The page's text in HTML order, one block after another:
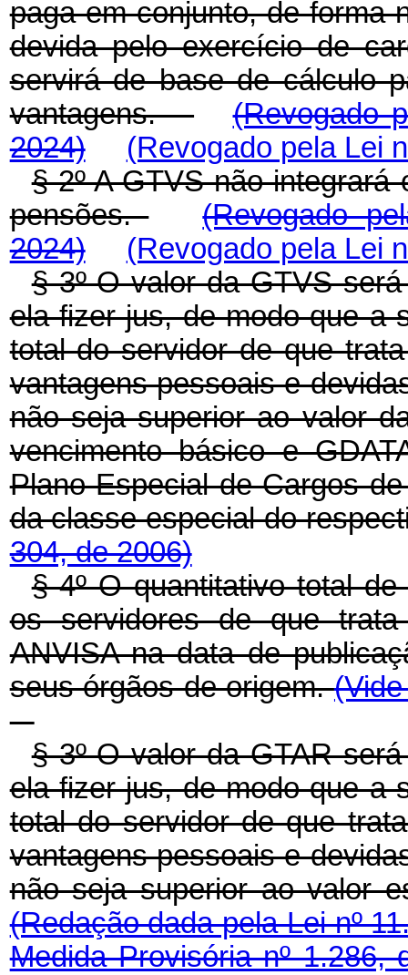
paga em conjunto, de forma
devida pelo exercício de
servirá de base de cálculo
vantagens.
(Revogado
2024)
(Revogado pela Lei
§ 2º A GTVS não
pensões.
(Revogado
2024)
(Revogado pela Lei
§ 3º O valor da GTVS
ela fizer jus, de modo que a
total do servidor de que
vantagens pessoais e
não seja superior ao valor
vencimento básico e
Plano Especial de Cargos
da classe especial do
304, de 2006)
§ 4º O quantitativo total
os servidores de que
ANVISA na data de
seus órgãos de origem.
§ 3º O valor da GTAR
ela fizer jus, de modo que a
total do servidor de que
vantagens pessoais e
não seja superior ao valor
(Redação dada pela Lei nº
Medida Provisória nº 1.286,